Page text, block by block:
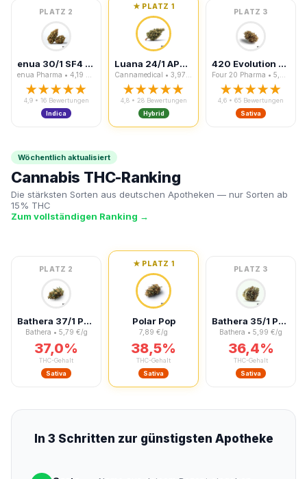
PLATZ 2
enua 30/1 SF4 CA BBK Bubba Kush
★★★★★
4,9 • 16 Bewertungen
Indica
★ PLATZ 1
Luana 24/1 APE Sour Ape
★★★★★
4,8 • 28 Bewertungen
Hybrid
PLATZ 3
420 Evolution 27/1 CA PEX Pineapple Fruz
★★★★★
4,6 • 65 Bewertungen
Sativa
Wöchentlich aktualisiert
Cannabis THC-Ranking
Die stärksten Sorten aus deutschen Apotheken — nur Sorten ab
15% THC
Zum vollständigen Ranking →
PLATZ 2
Bathera 37/1 PP Polar Pop
Bathera • 5,79 €/g
37,0%
THC-Gehalt
Sativa
★ PLATZ 1
Polar Pop
7,89 €/g
38,5%
THC-Gehalt
Sativa
PLATZ 3
Bathera 35/1 PP Polar Pop
Bathera • 5,99 €/g
36,4%
THC-Gehalt
Sativa
In 3 Schritten zur günstigsten Apotheke